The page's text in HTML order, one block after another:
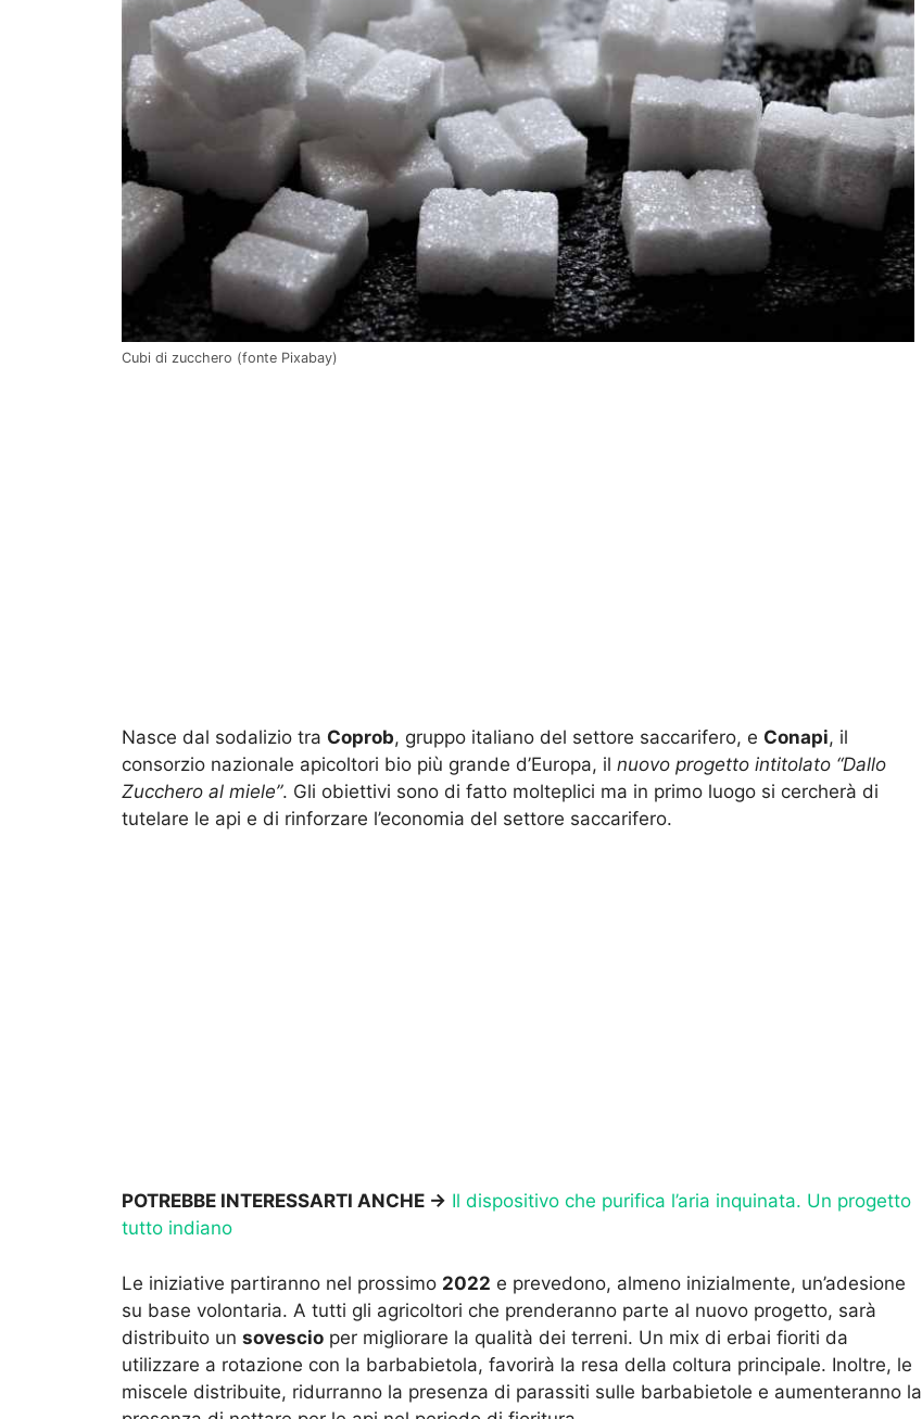
Cubi di zucchero (fonte Pixabay)
Nasce dal sodalizio tra Coprob, gruppo italiano del settore saccarifero, e Conapi, il
consorzio nazionale apicoltori bio più grande d’Europa, il nuovo progetto intitolato “Dallo
Zucchero al miele”. Gli obiettivi sono di fatto molteplici ma in primo luogo si cercherà di
tutelare le api e di rinforzare l’economia del settore saccarifero.
POTREBBE INTERESSARTI ANCHE -> Il dispositivo che purifica l’aria inquinata. Un progetto
tutto indiano
Le iniziative partiranno nel prossimo 2022 e prevedono, almeno inizialmente, un’adesione
su base volontaria. A tutti gli agricoltori che prenderanno parte al nuovo progetto, sarà
distribuito un sovescio per migliorare la qualità dei terreni. Un mix di erbai fioriti da
utilizzare a rotazione con la barbabietola, favorirà la resa della coltura principale. Inoltre, le
miscele distribuite, ridurranno la presenza di parassiti sulle barbabietole e aumenteranno la